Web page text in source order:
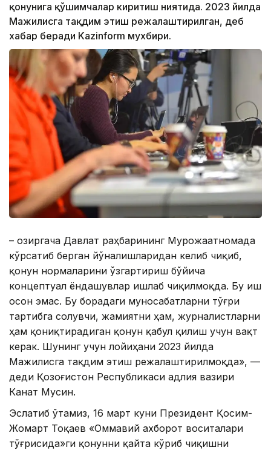
қонунига қўшимчалар киритиш ниятида. 2023 йилда
Мажилисга тақдим этиш режалаштирилган, деб
хабар беради Kazinform мухбири.
– Ҳозиргача Давлат раҳбарининг Мурожаатномада
кўрсатиб берган йўналишларидан келиб чиқиб,
қонун нормаларини ўзгартириш бўйича
концептуал ёндашувлар ишлаб чиқилмоқда. Бу иш
осон эмас. Бу борадаги муносабатларни тўғри
тартибга солувчи, жамиятни ҳам, журналистларни
ҳам қониқтирадиган қонун қабул қилиш учун вақт
керак. Шунинг учун лойиҳани 2023 йилда
Мажилисга тақдим этиш режалаштирилмоқда», —
деди Қозоғистон Республикаси адлия вазири
Канат Мусин.
Эслатиб ўтамиз, 16 март куни Президент Қосим-
Жомарт Тоқаев «Оммавий ахборот воситалари
тўғрисида»ги қонунни қайта кўриб чиқишни